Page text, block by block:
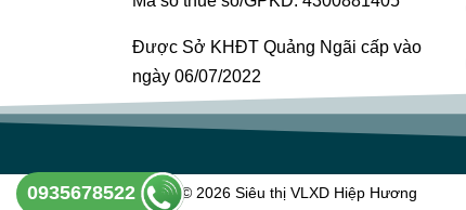
Được Sở KHĐT Quảng Ngãi cấp vào
ngày 06/07/2022
Copyright © 2026 Siêu thị VLXD Hiệp Hương
0935678522